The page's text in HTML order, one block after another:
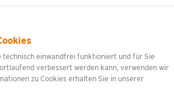
technisch einwandfrei funktioniert und für Sie
verbessert werden kann, verwenden wir
zu Cookies erhalten Sie in unserer